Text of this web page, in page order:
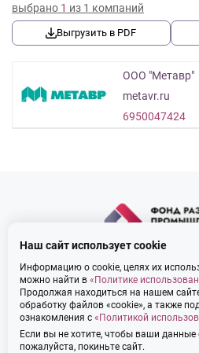
выбрано 1 из 1 компаний
Выгрузить в PDF
ООО "Метавр"
metavr.ru
6950047424
cooperation@frp69.ru
Зарегистрироваться
© 2026 Фонд Развития
Наш сайт использует cookie
Информацию о cookie, целях их
можно найти в «Политике
Продолжая находиться на нашем
обработку файлов «cookie», а также
ознакомления с «Политикой
Если вы не хотите, чтобы ваши
пожалуйста, покиньте сайт.